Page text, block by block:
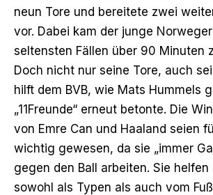
neun Tore und bereitete zwei
vor. Dabei kam der junge
seltensten Fällen über 90 Minuten
Doch nicht nur seine Tore, auch
hilft dem BVB, wie Mats Hummels
„11Freunde“ erneut betonte. Die
von Emre Can und Haaland seien
wichtig gewesen, da sie „immer
gegen den Ball arbeiten. Sie helfen
sowohl als Typen als auch vom